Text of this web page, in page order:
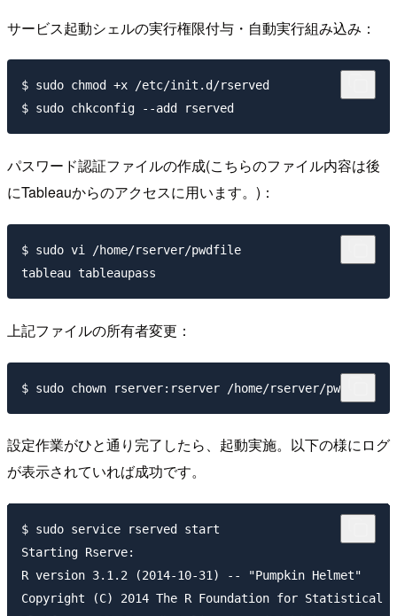
サービス起動シェルの実行権限付与・自動実行組み込み：
$ sudo chmod +x /etc/init.d/rserved
パスワード認証ファイルの作成(こちらのファイル内容は後
にTableauからのアクセスに用います。)：
$ sudo vi /home/rserver/pwdfile
上記ファイルの所有者変更：
設定作業がひと通り完了したら、起動実施。以下の様にログ
が表示されていれば成功です。
$ sudo service rserved start
Starting Rserve:
R version 3.1.2 (2014-10-31) -- "Pumpkin Helmet"
Copyright (C) 2014 The R Foundation for Statistical